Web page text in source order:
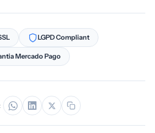
LGPD Compliant
Mercado Pago